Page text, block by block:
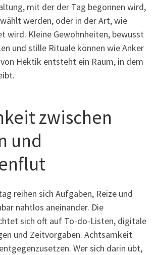
mit der der Tag begonnen wird,
werden, oder in der Art, wie
wird. Kleine Gewohnheiten, bewusst
und stille Rituale können wie Anker
Hektik entsteht ein Raum, in dem
zwischen
und
reihen sich Aufgaben, Reize und
nahtlos aneinander. Die
sich oft auf To-do-Listen, digitale
und Zeitvorgaben. Achtsamkeit
Wer sich darin übt,